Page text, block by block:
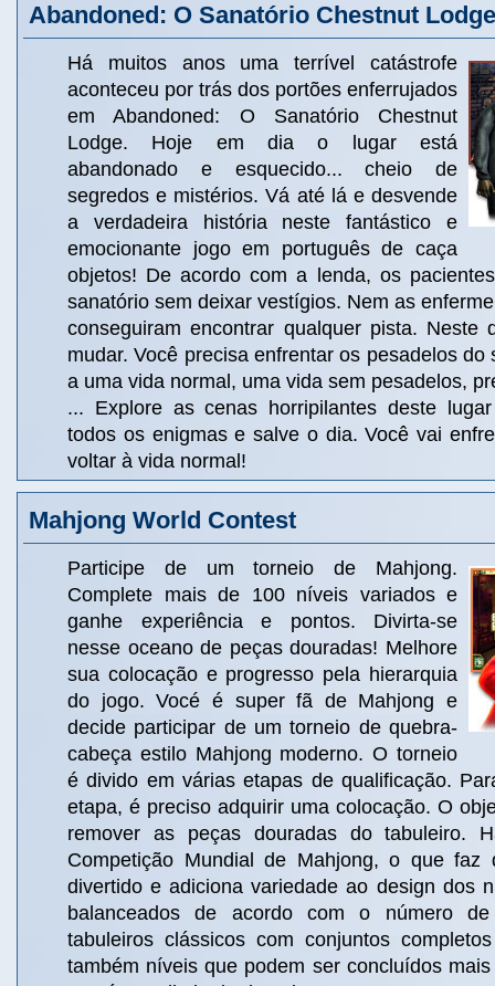
Abandoned: O Sanatório Chestnut Lodge
Há muitos anos uma terrível catástrofe
aconteceu por trás dos portões enferrujados
em Abandoned: O Sanatório Chestnut
Lodge. Hoje em dia o lugar está
abandonado e esquecido... cheio de
segredos e mistérios. Vá até lá e desvende
a verdadeira história neste fantástico e
emocionante jogo em português de caça
objetos! De acordo com a lenda, os
sanatório sem deixar vestígios. Nem as
conseguiram encontrar qualquer pista. Neste
mudar. Você precisa enfrentar os pesadelos do
a uma vida normal, uma vida sem pesadelos,
... Explore as cenas horripilantes deste
todos os enigmas e salve o dia. Você vai
voltar à vida normal!
Mahjong World Contest
Participe de um torneio de Mahjong.
Complete mais de 100 níveis variados e
ganhe experiência e pontos. Divirta-se
nesse oceano de peças douradas! Melhore
sua colocação e progresso pela hierarquia
do jogo. Vocé é super fã de Mahjong e
decide participar de um torneio de quebra-
cabeça estilo Mahjong moderno. O torneio
é divido em várias etapas de qualificação.
etapa, é preciso adquirir uma colocação. O
remover as peças douradas do tabuleiro.
Competição Mundial de Mahjong, o que faz
divertido e adiciona variedade ao design dos
balanceados de acordo com o número
tabuleiros clássicos com conjuntos
também níveis que podem ser concluídos